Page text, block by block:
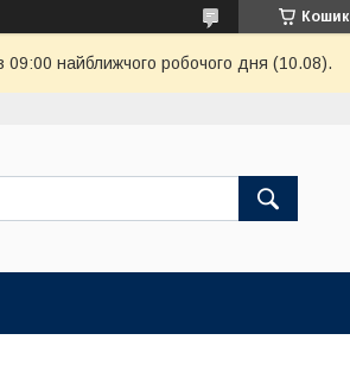
Кошик
09:00 найближчого робочого дня (10.08).